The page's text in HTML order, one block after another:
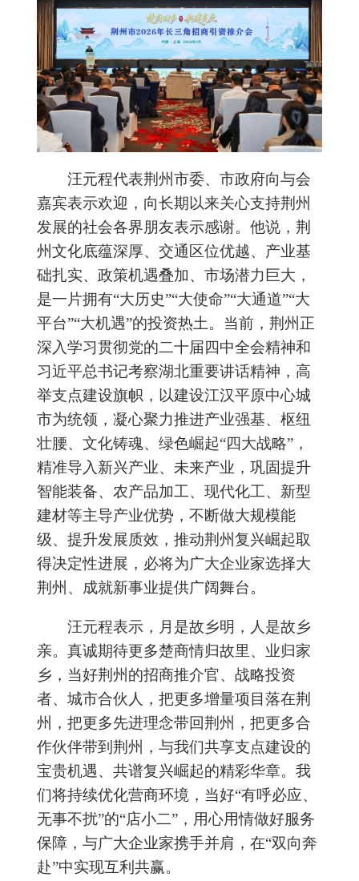
汪元程代表荆州市委、市政府向与会
嘉宾表示欢迎，向长期以来关心支持荆州
发展的社会各界朋友表示感谢。他说，荆
州文化底蕴深厚、交通区位优越、产业基
础扎实、政策机遇叠加、市场潜力巨大，
是一片拥有“大历史”“大使命”“大通道”“大
平台”“大机遇”的投资热土。当前，荆州正
深入学习贯彻党的二十届四中全会精神和
习近平总书记考察湖北重要讲话精神，高
举支点建设旗帜，以建设江汉平原中心城
市为统领，凝心聚力推进产业强基、枢纽
壮腰、文化铸魂、绿色崛起“四大战略”，
精准导入新兴产业、未来产业，巩固提升
智能装备、农产品加工、现代化工、新型
建材等主导产业优势，不断做大规模能
级、提升发展质效，推动荆州复兴崛起取
得决定性进展，必将为广大企业家选择大
荆州、成就新事业提供广阔舞台。
汪元程表示，月是故乡明，人是故乡
亲。真诚期待更多楚商情归故里、业归家
乡，当好荆州的招商推介官、战略投资
者、城市合伙人，把更多增量项目落在荆
州，把更多先进理念带回荆州，把更多合
作伙伴带到荆州，与我们共享支点建设的
宝贵机遇、共谱复兴崛起的精彩华章。我
们将持续优化营商环境，当好“有呼必应、
无事不扰”的“店小二”，用心用情做好服务
保障，与广大企业家携手并肩，在“双向奔
赴”中实现互利共赢。